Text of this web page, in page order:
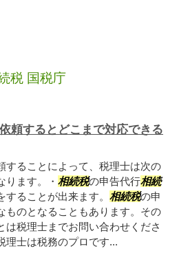
税 国税庁
頼するとどこまで対応できる
することによって、税理士は次の
ります。・ 相続税の申告代行相続
ることが出来ます。 相続税の申
ものとなることもあります。その
は税理士までお問い合わせくださ
理士は税務のプロです...